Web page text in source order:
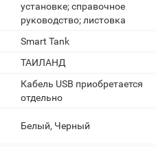
установке; справочное
руководство; листовка
Smart Tank
ТАИЛАНД
Кабель USB приобретается
отдельно
Белый, Черный